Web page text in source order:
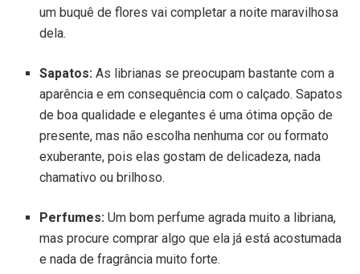
um buquê de flores vai completar a noite maravilhosa
dela.
Sapatos:As librianas se preocupam bastante com a
aparência e em consequência com o calçado. Sapatos
de boa qualidade e elegantes é uma ótima opção de
presente, mas não escolha nenhuma cor ou formato
exuberante, pois elas gostam de delicadeza, nada
chamativo ou brilhoso.
Perfumes:Um bom perfume agrada muito a libriana,
mas procure comprar algo que ela já está acostumada
e nada de fragrância muito forte.